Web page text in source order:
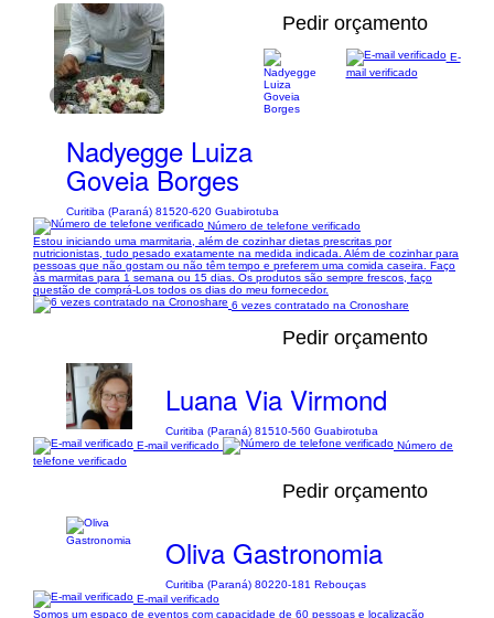
1/1
Pedir orçamento
Nadyegge Luiza
Goveia Borges
Curitiba (Paraná) 81520-620 Guabirotuba
E-
mail verificado
Número de telefone verificado
Estou iniciando uma marmitaria, além de cozinhar dietas prescritas por
nutricionistas, tudo pesado exatamente na medida indicada. Além de cozinhar para
pessoas que não gostam ou não têm tempo e preferem uma comida caseira. Faço
às marmitas para 1 semana ou 15 dias. Os produtos são sempre frescos, faço
questão de comprá-Los todos os dias do meu fornecedor.
6 vezes contratado na Cronoshare
Pedir orçamento
Luana Via Virmond
Curitiba (Paraná) 81510-560 Guabirotuba
E-mail verificado
Número de
telefone verificado
Pedir orçamento
Oliva Gastronomia
Curitiba (Paraná) 80220-181 Rebouças
E-mail verificado
Somos um espaço de eventos com capacidade de 60 pessoas e localização